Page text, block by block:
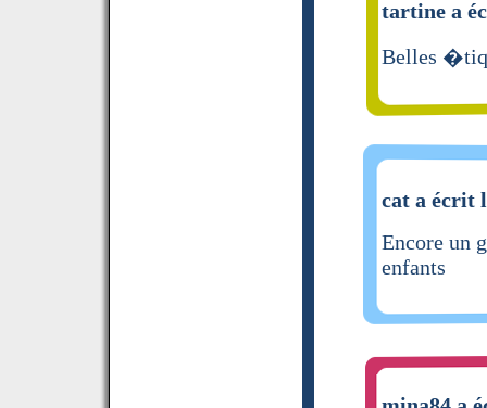
tartine a
Belles
cat a écrit
Encore un
enfants